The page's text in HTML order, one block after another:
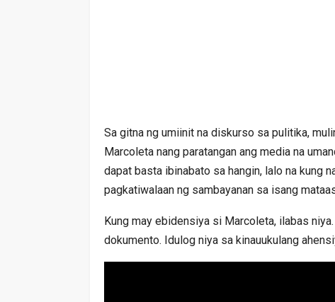
Sa gitna ng umiinit na diskurso sa pulitika,
Marcoleta nang paratangan ang media na
dapat basta ibinabato sa hangin, lalo na kung
pagkatiwalaan ng sambayanan sa isang
Kung may ebidensiya si Marcoleta, ilabas
dokumento. Idulog niya sa kinauukulang